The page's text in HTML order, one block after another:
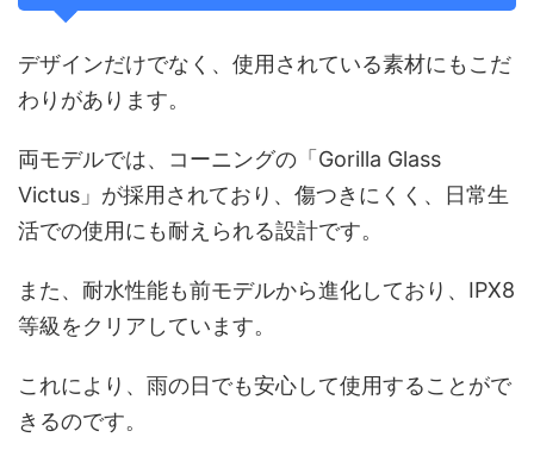
デザインだけでなく、使用されている素材にもこだ
わりがあります。
両モデルでは、コーニングの「Gorilla Glass
Victus」が採用されており、傷つきにくく、日常生
活での使用にも耐えられる設計です。
また、耐水性能も前モデルから進化しており、IPX8
等級をクリアしています。
これにより、雨の日でも安心して使用することがで
きるのです。